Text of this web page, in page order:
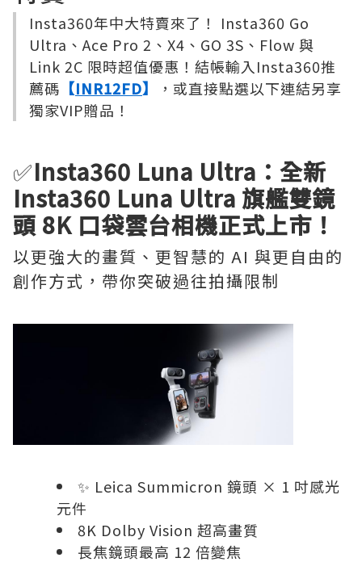
Insta360年中大特賣來了！ Insta360 Go
Ultra、Ace Pro 2、X4、GO 3S、Flow 與
Link 2C 限時超值優惠！結帳輸入Insta360推
薦碼 【INR12FD】
，或直接點選以下連結另享
獨家VIP贈品！
✅Insta360 Luna Ultra：全新
Insta360 Luna Ultra 旗艦雙鏡
頭 8K 口袋雲台相機正式上市！
以更強大的畫質、更智慧的 AI 與更自由的
創作方式，帶你突破過往拍攝限制
✨ Leica Summicron 鏡頭 × 1 吋感光
元件
8K Dolby Vision 超高畫質
長焦鏡頭最高 12 倍變焦